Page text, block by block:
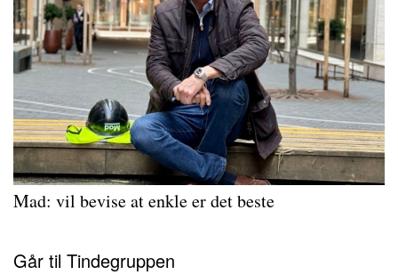
Mad: vil bevise at enkle er det beste
Går til Tindegruppen